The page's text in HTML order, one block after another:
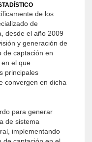
de los
de
desde el año 2009
y generación de
de captación en
el que
principales
convergen en dicha
para generar
de sistema
implementando